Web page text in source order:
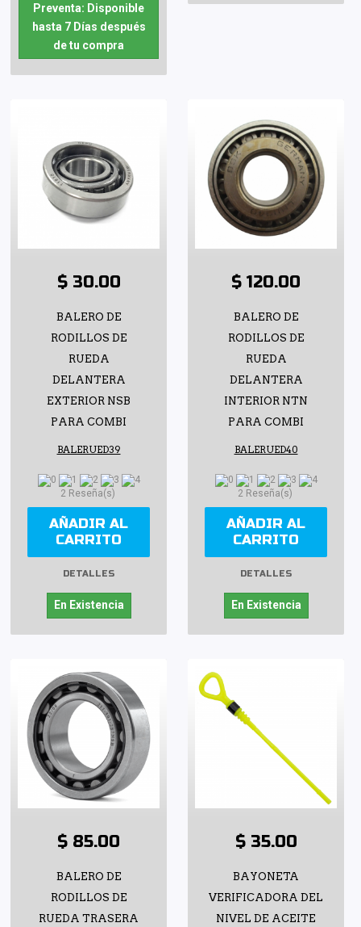
Preventa: Disponible
hasta 7 Días después
de tu compra
$ 30.00
BALERO DE
RODILLOS DE
RUEDA
DELANTERA
EXTERIOR NSB
PARA COMBI
BALERUED39
2 Reseña(s)
AÑADIR AL
CARRITO
DETALLES
En Existencia
$ 120.00
BALERO DE
RODILLOS DE
RUEDA
DELANTERA
INTERIOR NTN
PARA COMBI
BALERUED40
2 Reseña(s)
AÑADIR AL
CARRITO
DETALLES
En Existencia
$ 85.00
BALERO DE
RODILLOS DE
RUEDA TRASERA
$ 35.00
BAYONETA
VERIFICADORA DEL
NIVEL DE ACEITE